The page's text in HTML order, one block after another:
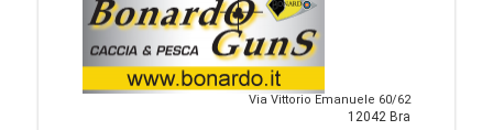
Via Vittorio Emanuele 60/62
12042 Bra